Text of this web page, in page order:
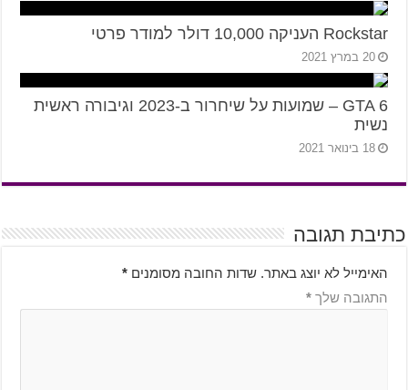
Rockstar העניקה 10,000 דולר למודר פרטי
20 במרץ 2021
GTA 6 – שמועות על שיחרור ב-2023 וגיבורה ראשית
נשית
18 בינואר 2021
כתיבת תגובה
האימייל לא יוצג באתר. שדות החובה מסומנים *
התגובה שלך *